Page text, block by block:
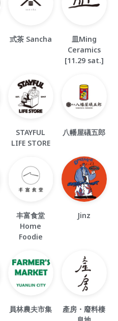
弎茶 Sancha
皿Ming
Ceramics
[11.29 sat.]
STAYFUL
LIFE STORE
八幡屋礒五郎
丰富食堂
Home
Foodie
Jinz
員林農夫市集
產房・廢料棲